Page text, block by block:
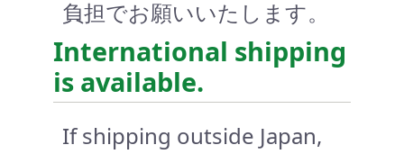
負担でお願いいたします。
International shipping
is available.
If shipping outside Japan,